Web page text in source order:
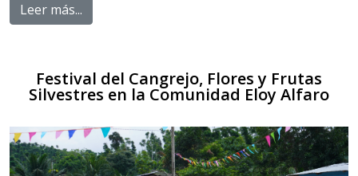
Leer más...
Festival del Cangrejo, Flores y Frutas
Silvestres en la Comunidad Eloy Alfaro